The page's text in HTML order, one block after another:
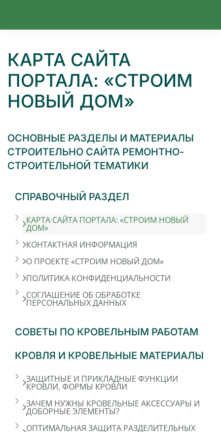
Перейти к содержимому
КАРТА САЙТА
ПОРТАЛА: «СТРОИМ
НОВЫЙ ДОМ»
ОСНОВНЫЕ РАЗДЕЛЫ И МАТЕРИАЛЫ
СТРОИТЕЛЬНО САЙТА РЕМОНТНО-
СТРОИТЕЛЬНОЙ ТЕМАТИКИ
СПРАВОЧНЫЙ РАЗДЕЛ
КАРТА САЙТА ПОРТАЛА: «СТРОИМ НОВЫЙ
ДОМ»
КОНТАКТНАЯ ИНФОРМАЦИЯ
О ПРОЕКТЕ «СТРОИМ НОВЫЙ ДОМ»
ПОЛИТИКА КОНФИДЕНЦИАЛЬНОСТИ
СОГЛАШЕНИЕ ОБ ОБРАБОТКЕ
ПЕРСОНАЛЬНЫХ ДАННЫХ
СОВЕТЫ ПО КРОВЕЛЬНЫМ РАБОТАМ
КРОВЛЯ И КРОВЕЛЬНЫЕ МАТЕРИАЛЫ
ЗАЩИТНЫЕ И ПРИКЛАДНЫЕ ФУНКЦИИ
КРОВЛИ, ФОРМЫ КРОВЛИ
ЗАЧЕМ НУЖНЫ КРОВЕЛЬНЫЕ АКСЕССУАРЫ И
ДОБОРНЫЕ ЭЛЕМЕНТЫ?
ОПТИМАЛЬНАЯ ЗАЩИТА РАЗДЕЛИТЕЛЬНЫХ